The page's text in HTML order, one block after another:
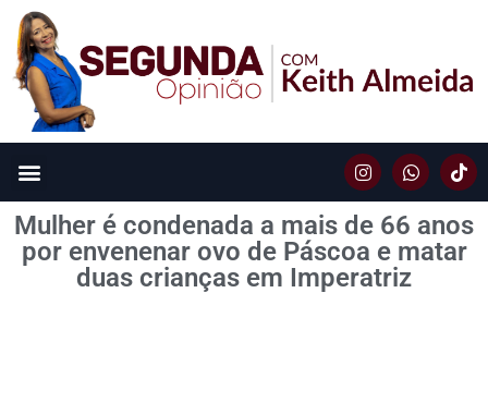
Mulher é condenada a mais de 66 anos
por envenenar ovo de Páscoa e matar
duas crianças em Imperatriz